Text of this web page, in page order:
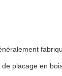
placage en